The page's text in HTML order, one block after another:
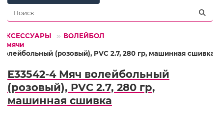
ВОЛЕЙБОЛ
мячи
(розовый), PVC 2.7, 280 гр, машинная сшивка
E33542-4 Мяч волейбольный
(розовый), PVC 2.7, 280 гр,
машинная сшивка